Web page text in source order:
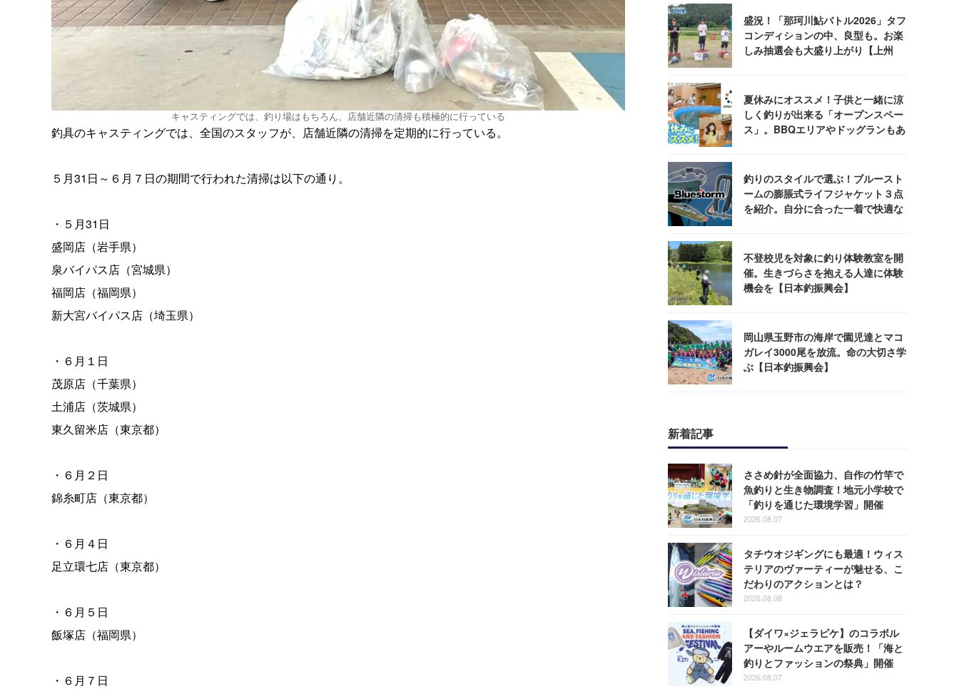
キャスティングでは、釣り場はもちろん、店舗近隣の清掃も積極的に行っている
釣具のキャスティングでは、全国のスタッフが、店舗近隣の清掃を定期的に行っている。
５月31日～６月７日の期間で行われた清掃は以下の通り。
・５月31日
盛岡店（岩手県）
泉バイパス店（宮城県）
福岡店（福岡県）
新大宮バイパス店（埼玉県）
・６月１日
茂原店（千葉県）
土浦店（茨城県）
東久留米店（東京都）
・６月２日
錦糸町店（東京都）
・６月４日
足立環七店（東京都）
・６月５日
飯塚店（福岡県）
・６月７日
盛況！「那珂川鮎バトル2026」タフ
コンディションの中、良型も。お楽
しみ抽選会も大盛り上がり【上州
夏休みにオススメ！子供と一緒に涼
しく釣りが出来る「オープンスペー
ス」。BBQエリアやドッグランもあ
釣りのスタイルで選ぶ！ブルースト
ームの膨脹式ライフジャケット３点
を紹介。自分に合った一着で快適な
不登校児を対象に釣り体験教室を開
催。生きづらさを抱える人達に体験
機会を【日本釣振興会】
岡山県玉野市の海岸で園児達とマコ
ガレイ3000尾を放流。命の大切さ学
ぶ【日本釣振興会】
新着記事
ささめ針が全面協力、自作の竹竿で
魚釣りと生き物調査！地元小学校で
「釣りを通じた環境学習」開催
2026.08.07
タチウオジギングにも最適！ウィス
テリアのヴァーティーが魅せる、こ
だわりのアクションとは？
2026.08.08
【ダイワ×ジェラピケ】のコラボル
アーやルームウエアを販売！「海と
釣りとファッションの祭典」開催
2026.08.07